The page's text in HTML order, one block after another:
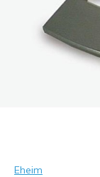
Eheim